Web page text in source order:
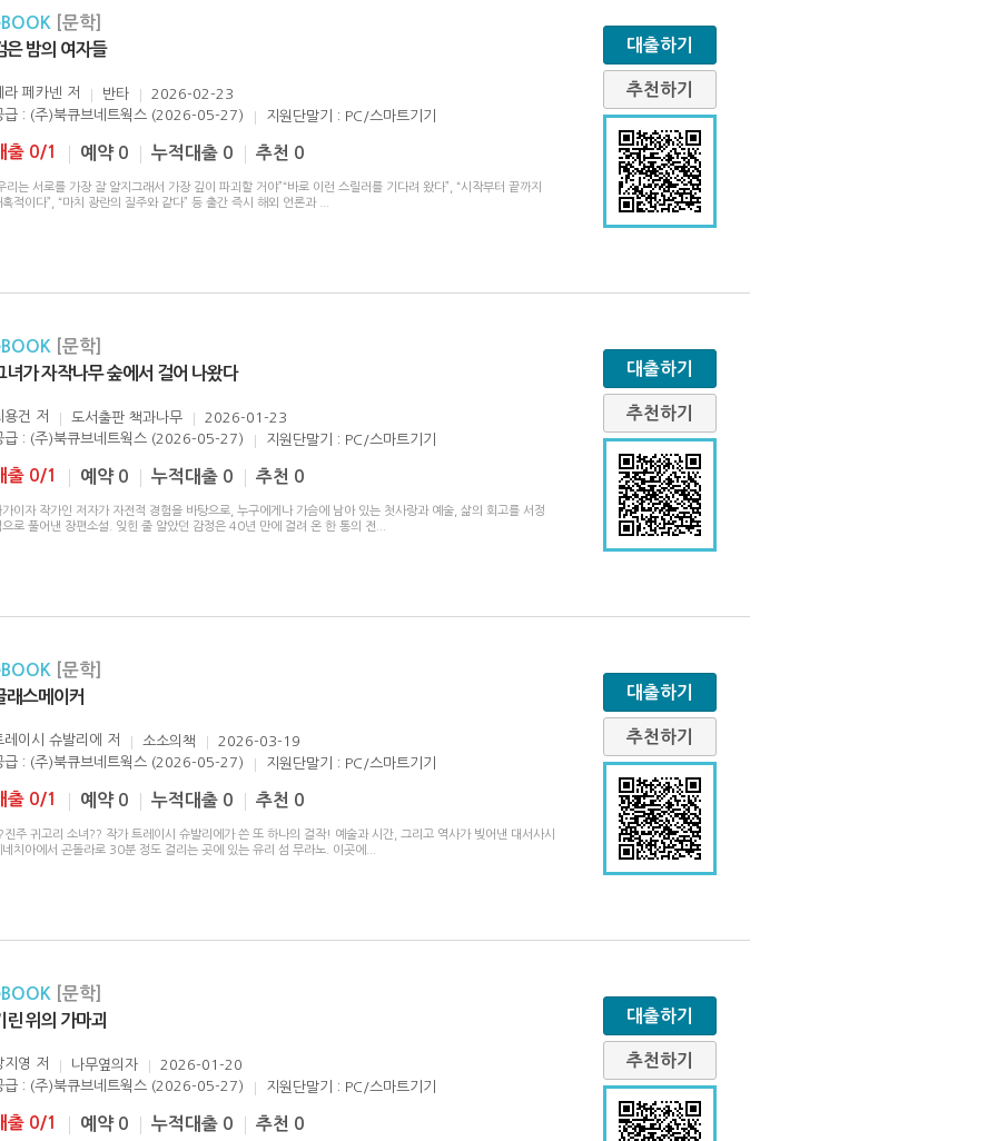
[문학]
은 밤의 여자들
라 페카넨 저 반타
2026-02-23
급 : (주)북큐브네트웍스 (2026-05-27)
지원단말기 : PC/스마트기기
출 0/1 예약 0 누적대출 0 추천 0
리는 서로를 가장 잘 알지그래서 가장 깊이 파괴할 거야”“바로 이런 스릴러를 기다려 왔다”, “시작부터 끝까지
혹적이다”, “마치 광란의 질주와 같다” 등 출간 즉시 해외 언론과
대출하기
추천하기
[문학]
녀가 자작나무 숲에서 걸어 나왔다
용건 저 도서출판 책과나무
2026-01-23
급 : (주)북큐브네트웍스 (2026-05-27)
지원단말기 : PC/스마트기기
출 0/1 예약 0 누적대출 0 추천 0
가이자 작가인 저자가 자전적 경험을 바탕으로, 누구에게나 가슴에 남아 있는 첫사랑과 예술, 삶의 회고를 서정
으로 풀어낸 장편소설. 잊힌 줄 알았던 감정은 40년 만에 걸려 온 한 통의 전
대출하기
추천하기
[문학]
래스메이커
레이시 슈발리에 저 소소의책
2026-03-19
급 : (주)북큐브네트웍스 (2026-05-27)
지원단말기 : PC/스마트기기
출 0/1 예약 0 누적대출 0 추천 0
진주 귀고리 소녀?? 작가 트레이시 슈발리에가 쓴 또 하나의 걸작! 예술과 시간, 그리고 역사가 빚어낸 대서사시
네치아에서 곤돌라로 30분 정도 걸리는 곳에 있는 유리 섬 무라노. 이곳에
대출하기
추천하기
[문학]
린 위의 가마괴
지영 저 나무옆의자
2026-01-20
급 : (주)북큐브네트웍스 (2026-05-27)
지원단말기 : PC/스마트기기
출 0/1 예약 0 누적대출 0 추천 0
대출하기
추천하기